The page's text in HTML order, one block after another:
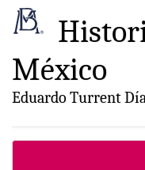
México
Eduardo Turrent